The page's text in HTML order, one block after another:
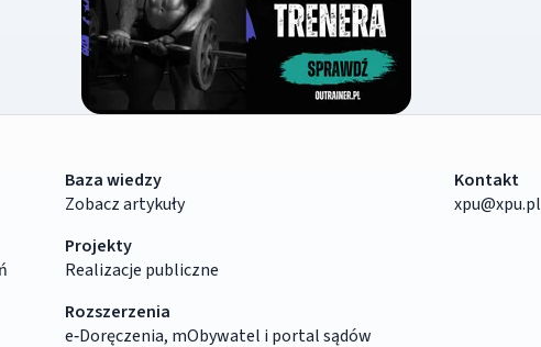
Baza wiedzy
Zobacz artykuły
Projekty
Realizacje publiczne
Rozszerzenia
e‑Doręczenia, mObywatel i portal sądów
Kontakt
xpu@xpu.pl